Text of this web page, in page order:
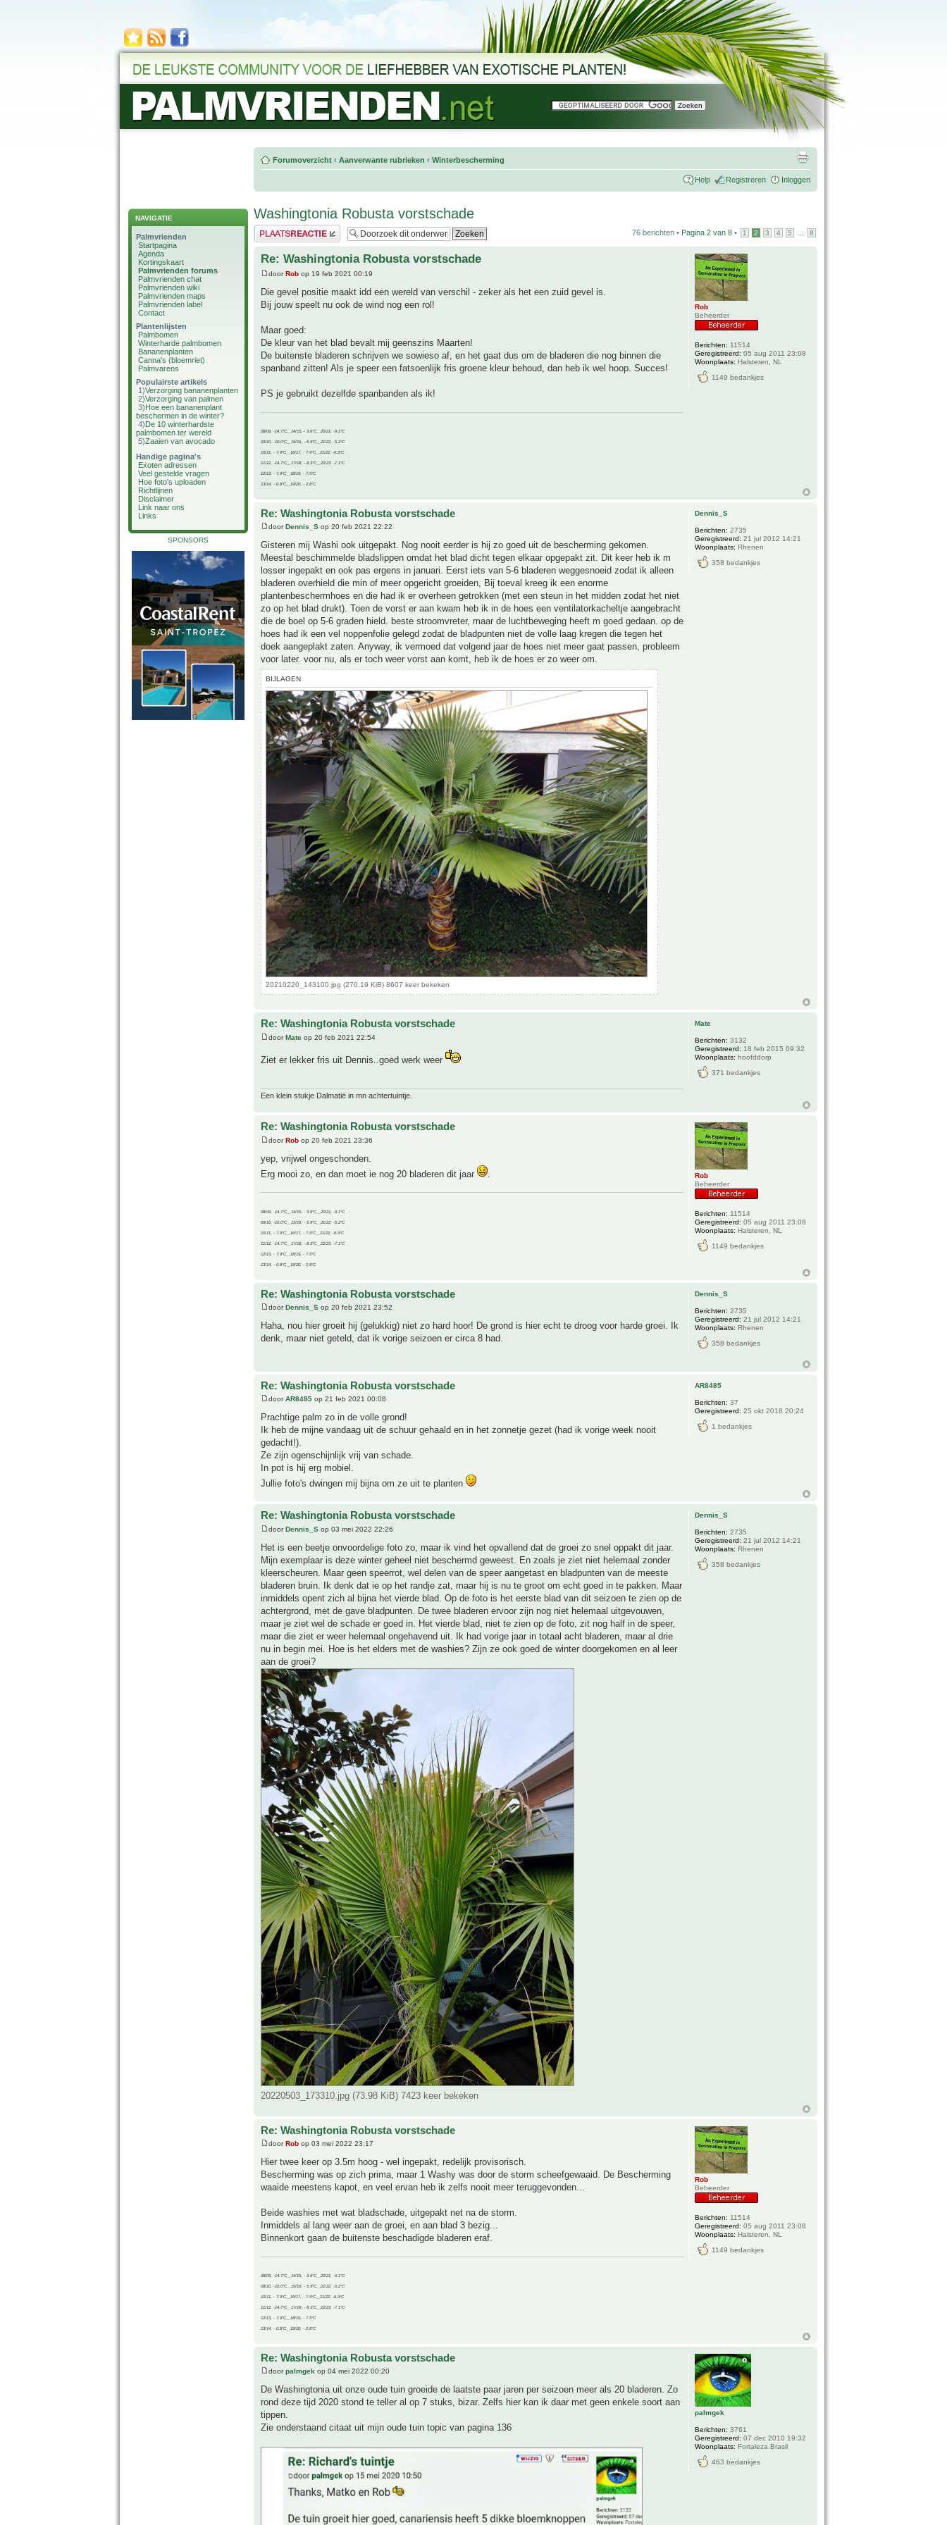
NAVIGATIE
Palmvrienden
Startpagina
Agenda
Kortingskaart
Palmvrienden forums
Palmvrienden chat
Palmvrienden wiki
Palmvrienden maps
Palmvrienden label
Contact
Plantenlijsten
Palmbomen
Winterharde palmbomen
Bananenplanten
Canna's (bloemriet)
Palmvarens
Populairste artikels
1)Verzorging bananenplanten
2)Verzorging van palmen
3)Hoe een bananenplant
beschermen in de winter?
4)De 10 winterhardste
palmbomen ter wereld
5)Zaaien van avocado
Handige pagina's
Exoten adressen
Veel gestelde vragen
Hoe foto's uploaden
Richtlijnen
Disclaimer
Link naar ons
Links
SPONSORS
Forumoverzicht ‹ Aanverwante rubrieken ‹ Winterbescherming
Help Registreren Inloggen
Washingtonia Robusta vorstschade
Plaats een reactie 76 berichten • Pagina 2 van 8 • 1 2 3 4 5 8
Re: Washingtonia Robusta vorstschade
doorRob op 19 feb 2021 00:19
Die gevel positie maakt idd een wereld van verschil - zeker als het een zuid gevel is.
Bij jouw speelt nu ook de wind nog een rol!
Maar goed:
De kleur van het blad bevalt mij geenszins Maarten!
De buitenste bladeren schrijven we sowieso af, en het gaat dus om de bladeren die nog binnen die
spanband zitten! Als je speer een fatsoenlijk fris groene kleur behoud, dan heb ik wel hoop. Succes!
PS je gebruikt dezelfde spanbanden als ik!
08/09, -14.7°C__14/15, - 3.6°C__20/21, -9.1°C
09/10, -10.0°C__15/16, - 5.9°C__21/22, -5.2°C
10/11, - 7.9°C__16/17, - 7.9°C__21/22, -6.9°C
11/12, -14.7°C__17/18, - 8.3°C__22/23, -7.1°C
12/13, - 7.9°C__18/19, - 7.5°C
13/14, - 0.8°C__19/20, - 2.8°C
Rob
Beheerder
Berichten: 11514
Geregistreerd: 05 aug 2011 23:08
Woonplaats: Halsteren, NL
1149 bedankjes
Re: Washingtonia Robusta vorstschade
doorDennis_S op 20 feb 2021 22:22
Gisteren mij Washi ook uitgepakt. Nog nooit eerder is hij zo goed uit de bescherming gekomen.
Meestal beschimmelde bladslippen omdat het blad dicht tegen elkaar opgepakt zit. Dit keer heb ik m
losser ingepakt en ook pas ergens in januari. Eerst iets van 5-6 bladeren weggesnoeid zodat ik alleen
bladeren overhield die min of meer opgericht groeiden, Bij toeval kreeg ik een enorme
plantenbeschermhoes en die had ik er overheen getrokken (met een steun in het midden zodat het niet
zo op het blad drukt). Toen de vorst er aan kwam heb ik in de hoes een ventilatorkacheltje aangebracht
die de boel op 5-6 graden hield. beste stroomvreter, maar de luchtbeweging heeft m goed gedaan. op de
hoes had ik een vel noppenfolie gelegd zodat de bladpunten niet de volle laag kregen die tegen het
doek aangeplakt zaten. Anyway, ik vermoed dat volgend jaar de hoes niet meer gaat passen, probleem
voor later. voor nu, als er toch weer vorst aan komt, heb ik de hoes er zo weer om.
BIJLAGEN
20210220_143100.jpg (270.19 KiB) 8607 keer bekeken
Dennis_S
Berichten: 2735
Geregistreerd: 21 jul 2012 14:21
Woonplaats: Rhenen
358 bedankjes
Re: Washingtonia Robusta vorstschade
doorMate op 20 feb 2021 22:54
Ziet er lekker fris uit Dennis..goed werk weer
Een klein stukje Dalmatië in mn achtertuintje.
Mate
Berichten: 3132
Geregistreerd: 18 feb 2015 09:32
Woonplaats: hoofddorp
371 bedankjes
Re: Washingtonia Robusta vorstschade
doorRob op 20 feb 2021 23:36
yep, vrijwel ongeschonden.
Erg mooi zo, en dan moet ie nog 20 bladeren dit jaar
08/09, -14.7°C__14/15, - 3.6°C__20/21, -9.1°C
09/10, -10.0°C__15/16, - 5.9°C__21/22, -5.2°C
10/11, - 7.9°C__16/17, - 7.9°C__21/22, -6.9°C
11/12, -14.7°C__17/18, - 8.3°C__22/23, -7.1°C
12/13, - 7.9°C__18/19, - 7.5°C
13/14, - 0.8°C__19/20, - 2.8°C
Rob
Beheerder
Berichten: 11514
Geregistreerd: 05 aug 2011 23:08
Woonplaats: Halsteren, NL
1149 bedankjes
Re: Washingtonia Robusta vorstschade
doorDennis_S op 20 feb 2021 23:52
Haha, nou hier groeit hij (gelukkig) niet zo hard hoor! De grond is hier echt te droog voor harde groei. Ik
denk, maar niet geteld, dat ik vorige seizoen er circa 8 had.
Dennis_S
Berichten: 2735
Geregistreerd: 21 jul 2012 14:21
Woonplaats: Rhenen
358 bedankjes
Re: Washingtonia Robusta vorstschade
doorAR8485 op 21 feb 2021 00:08
Prachtige palm zo in de volle grond!
Ik heb de mijne vandaag uit de schuur gehaald en in het zonnetje gezet (had ik vorige week nooit
gedacht!).
Ze zijn ogenschijnlijk vrij van schade.
In pot is hij erg mobiel.
Jullie foto's dwingen mij bijna om ze uit te planten
AR8485
Berichten: 37
Geregistreerd: 25 okt 2018 20:24
1 bedankjes
Re: Washingtonia Robusta vorstschade
doorDennis_S op 03 mei 2022 22:26
Het is een beetje onvoordelige foto zo, maar ik vind het opvallend dat de groei zo snel oppakt dit jaar.
Mijn exemplaar is deze winter geheel niet beschermd geweest. En zoals je ziet niet helemaal zonder
kleerscheuren. Maar geen speerrot, wel delen van de speer aangetast en bladpunten van de meeste
bladeren bruin. Ik denk dat ie op het randje zat, maar hij is nu te groot om echt goed in te pakken. Maar
inmiddels opent zich al bijna het vierde blad. Op de foto is het eerste blad van dit seizoen te zien op de
achtergrond, met de gave bladpunten. De twee bladeren ervoor zijn nog niet helemaal uitgevouwen,
maar je ziet wel de schade er goed in. Het vierde blad, niet te zien op de foto, zit nog half in de speer,
maar die ziet er weer helemaal ongehavend uit. Ik had vorige jaar in totaal acht bladeren, maar al drie
nu in begin mei. Hoe is het elders met de washies? Zijn ze ook goed de winter doorgekomen en al leer
aan de groei?
20220503_173310.jpg (73.98 KiB) 7423 keer bekeken
Dennis_S
Berichten: 2735
Geregistreerd: 21 jul 2012 14:21
Woonplaats: Rhenen
358 bedankjes
Re: Washingtonia Robusta vorstschade
doorRob op 03 mei 2022 23:17
Hier twee keer op 3.5m hoog - wel ingepakt, redelijk provisorisch.
Bescherming was op zich prima, maar 1 Washy was door de storm scheefgewaaid. De Bescherming
waaide meestens kapot, en veel ervan heb ik zelfs nooit meer teruggevonden...
Beide washies met wat bladschade, uitgepakt net na de storm.
Inmiddels al lang weer aan de groei, en aan blad 3 bezig...
Binnenkort gaan de buitenste beschadigde bladeren eraf.
08/09, -14.7°C__14/15, - 3.6°C__20/21, -9.1°C
09/10, -10.0°C__15/16, - 5.9°C__21/22, -5.2°C
10/11, - 7.9°C__16/17, - 7.9°C__21/22, -6.9°C
11/12, -14.7°C__17/18, - 8.3°C__22/23, -7.1°C
12/13, - 7.9°C__18/19, - 7.5°C
13/14, - 0.8°C__19/20, - 2.8°C
Rob
Beheerder
Berichten: 11514
Geregistreerd: 05 aug 2011 23:08
Woonplaats: Halsteren, NL
1149 bedankjes
Re: Washingtonia Robusta vorstschade
doorpalmgek op 04 mei 2022 00:20
De Washingtonia uit onze oude tuin groeide de laatste paar jaren per seizoen meer als 20 bladeren. Zo
rond deze tijd 2020 stond te teller al op 7 stuks, bizar. Zelfs hier kan ik daar met geen enkele soort aan
tippen.
Zie onderstaand citaat uit mijn oude tuin topic van pagina 136
palmgek
Berichten: 3761
Geregistreerd: 07 dec 2010 19:32
Woonplaats: Fortaleza Brasil
463 bedankjes